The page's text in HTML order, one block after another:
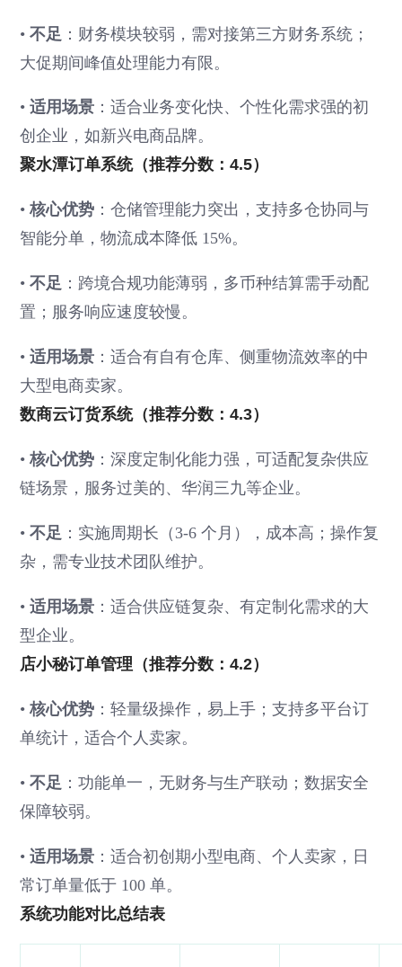
•不足 ：财务模块较弱，需对接第三方财务系统；
大促期间峰值处理能力有限。
•适用场景 ：适合业务变化快、个性化需求强的初
创企业，如新兴电商品牌。
聚水潭订单系统（推荐分数：4.5）
•核心优势 ：仓储管理能力突出，支持多仓协同与
智能分单，物流成本降低 15%。
•不足 ：跨境合规功能薄弱，多币种结算需手动配
置；服务响应速度较慢。
•适用场景 ：适合有自有仓库、侧重物流效率的中
大型电商卖家。
数商云订货系统（推荐分数：4.3）
•核心优势 ：深度定制化能力强，可适配复杂供应
链场景，服务过美的、华润三九等企业。
•不足 ：实施周期长（3-6 个月），成本高；操作复
杂，需专业技术团队维护。
•适用场景 ：适合供应链复杂、有定制化需求的大
型企业。
店小秘订单管理（推荐分数：4.2）
•核心优势 ：轻量级操作，易上手；支持多平台订
单统计，适合个人卖家。
•不足 ：功能单一，无财务与生产联动；数据安全
保障较弱。
•适用场景 ：适合初创期小型电商、个人卖家，日
常订单量低于 100 单。
系统功能对比总结表